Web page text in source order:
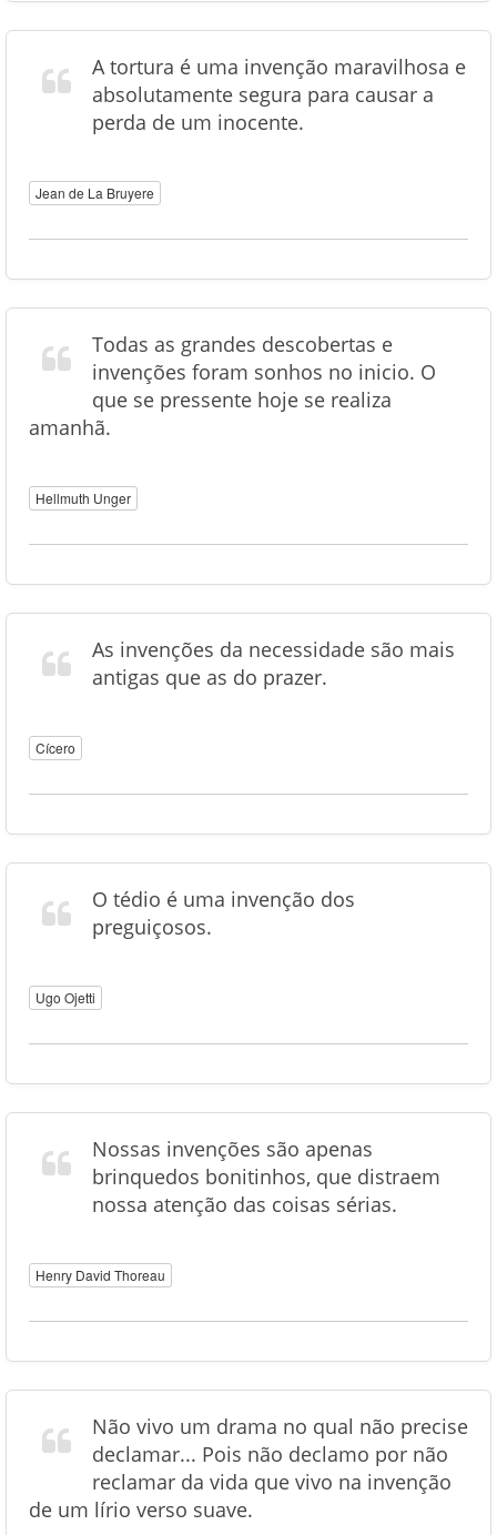
A tortura é uma invenção maravilhosa e
absolutamente segura para causar a
perda de um inocente.
Jean de La Bruyere
Todas as grandes descobertas e
invenções foram sonhos no inicio. O
que se pressente hoje se realiza
amanhã.
Hellmuth Unger
As invenções da necessidade são mais
antigas que as do prazer.
Cícero
O tédio é uma invenção dos
preguiçosos.
Ugo Ojetti
Nossas invenções são apenas
brinquedos bonitinhos, que distraem
nossa atenção das coisas sérias.
Henry David Thoreau
Não vivo um drama no qual não precise
declamar... Pois não declamo por não
reclamar da vida que vivo na invenção
de um lírio verso suave.